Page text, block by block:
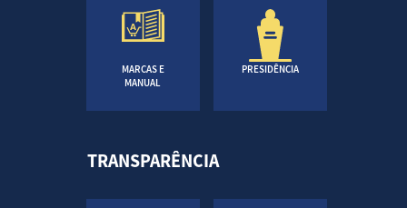
MARCAS E
MANUAL
PRESIDÊNCIA
TRANSPARÊNCIA